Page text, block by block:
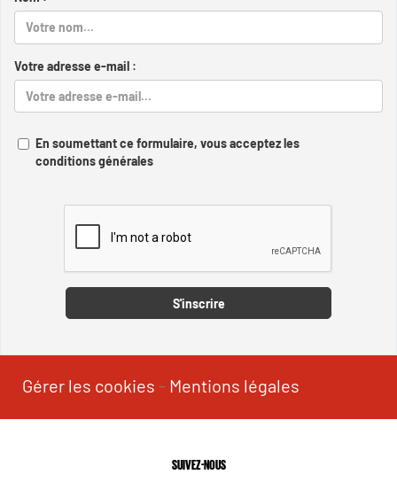
Votre adresse e-mail :
En soumettant ce formulaire, vous acceptez les
conditions générales
S'inscrire
Gérer les cookies - Mentions légales
SUIVEZ-NOUS